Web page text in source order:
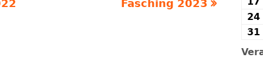
Nächster
Fasching 2023
24
31